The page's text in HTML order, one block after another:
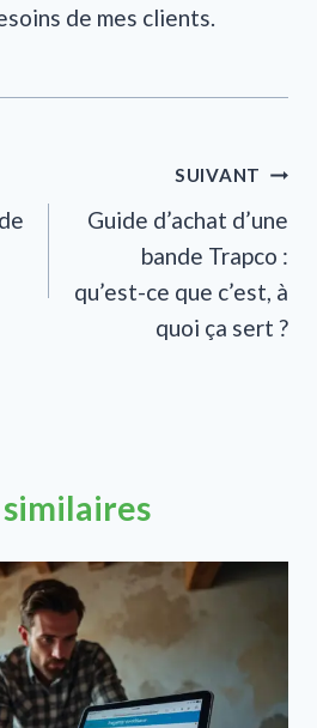
de mes clients.
SUIVANT
Guide d’achat d’une
bande Trapco :
qu’est-ce que c’est, à
quoi ça sert ?